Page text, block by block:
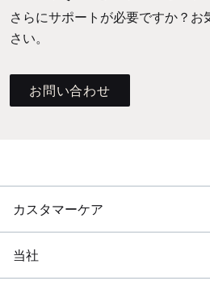
さらにサポートが必要ですか？お
さい。
お問い合わせ
カスタマーケア
当社